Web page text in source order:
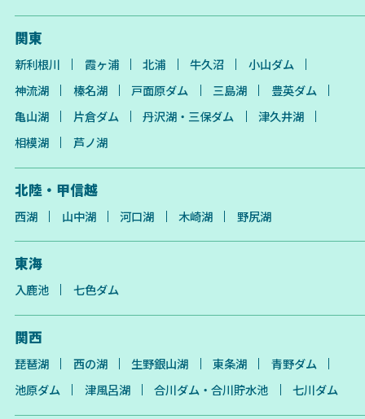
関東
新利根川 霞ヶ浦 北浦 牛久沼
小山ダム
神流湖
榛名湖 戸面原ダム 三島湖
豊英ダム
亀山湖
片倉ダム 丹沢湖・三保ダム
津久井湖
相模湖
芦ノ湖
北陸・甲信越
西湖 山中湖 河口湖 木崎湖 野尻湖
東海
入鹿池 七色ダム
関西
琵琶湖 西の湖 生野銀山湖 東条湖
青野ダム
池原ダム
津風呂湖 合川ダム・合川貯水池 七川ダム